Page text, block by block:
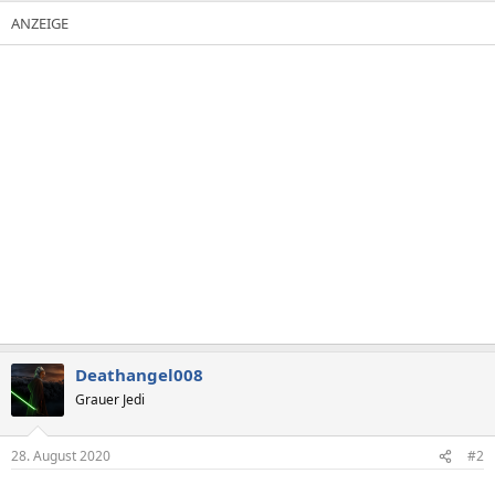
Deathangel008
Grauer Jedi
28. August 2020 #2